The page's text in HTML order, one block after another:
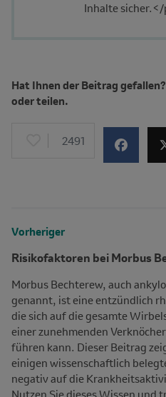
Inhalte sicher.</
Hat Ihnen der Beitrag
oder teilen.
2491
Vorheriger
Risikofaktoren bei Morbus
Morbus Bechterew, auch
genannt, ist eine entzündlich
die sich auf die gesamte
einer zunehmenden
führen kann. Dieser Beitrag
einigen wissenschaftlich
negativ auf die
Nutzen Sie dieses Wissen und